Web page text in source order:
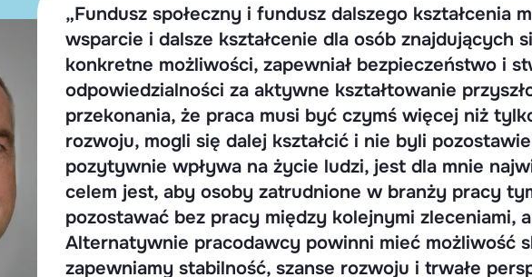
„Fundusz społeczny i fundusz dalszego
wsparcie i dalsze kształcenie dla osób
konkretne możliwości, zapewniał bezpieczeństwo i
odpowiedzialności za aktywne kształtowanie
przekonania, że praca musi być czymś więcej niż
rozwoju, mogli się dalej kształcić i nie byli
pozytywnie wpływa na życie ludzi, jest dla mnie
celem jest, aby osoby zatrudnione w branży pracy
pozostawać bez pracy między kolejnymi zleceniami,
Alternatywnie pracodawcy powinni mieć możliwość
zapewniamy stabilność, szanse rozwoju i trwałe